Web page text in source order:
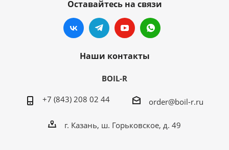
Оставайтесь на связи
Наши контакты
BOIL-R
+7 (843) 208 02 44 order@boil-r.ru
г. Казань, ш. Горьковское, д. 49